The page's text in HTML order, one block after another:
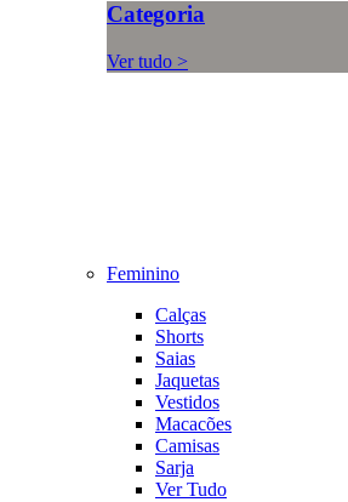
Categoria
Ver tudo >
Feminino
Calças
Shorts
Saias
Jaquetas
Vestidos
Macacões
Camisas
Sarja
Ver Tudo